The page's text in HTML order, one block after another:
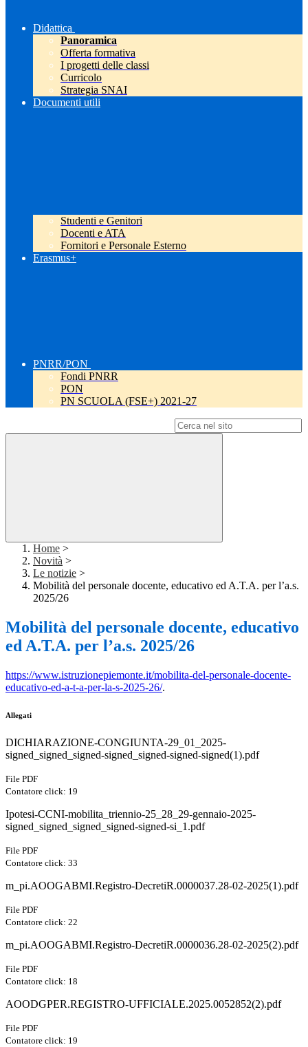
Didattica
Panoramica
Offerta formativa
I progetti delle classi
Curricolo
Strategia SNAI
Documenti utili
Studenti e Genitori
Docenti e ATA
Fornitori e Personale Esterno
Erasmus+
PNRR/PON
Fondi PNRR
PON
PN SCUOLA (FSE+) 2021-27
Home >
Novità >
Le notizie >
Mobilità del personale docente, educativo ed A.T.A. per l’a.s.
2025/26
Mobilità del personale docente, educativo
ed A.T.A. per l’a.s. 2025/26
https://www.istruzionepiemonte.it/mobilita-del-personale-docente-
educativo-ed-a-t-a-per-la-s-2025-26/.
Allegati
DICHIARAZIONE-CONGIUNTA-29_01_2025-
signed_signed_signed-signed_signed-signed-signed(1).pdf
File PDF
Contatore click: 19
Ipotesi-CCNI-mobilita_triennio-25_28_29-gennaio-2025-
signed_signed_signed_signed-signed-si_1.pdf
File PDF
Contatore click: 33
m_pi.AOOGABMI.Registro-DecretiR.0000037.28-02-2025(1).pdf
File PDF
Contatore click: 22
m_pi.AOOGABMI.Registro-DecretiR.0000036.28-02-2025(2).pdf
File PDF
Contatore click: 18
AOODGPER.REGISTRO-UFFICIALE.2025.0052852(2).pdf
File PDF
Contatore click: 19